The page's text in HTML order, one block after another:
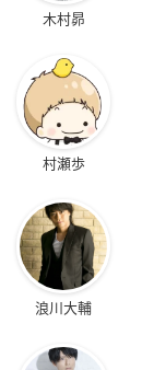
木村昴
村瀬歩
浪川大輔